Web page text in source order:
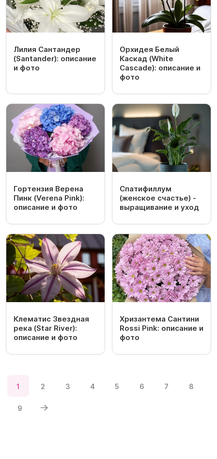
Лилия Сантандер
(Santander): описание
и фото
Орхидея Белый
Каскад (White
Cascade): описание и
фото
Гортензия Верена
Пинк (Verena Pink):
описание и фото
Спатифиллум
(женское счастье) -
выращивание и уход
Клематис Звездная
река (Star River):
описание и фото
Хризантема Сантини
Rossi Pink: описание и
фото
1 2 3 4 5 6 7 8
9